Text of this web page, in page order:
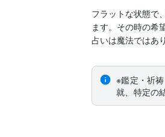
フラットな状態で
ます。その時の希
占いは魔法ではあ
※鑑定・祈
就、特定の